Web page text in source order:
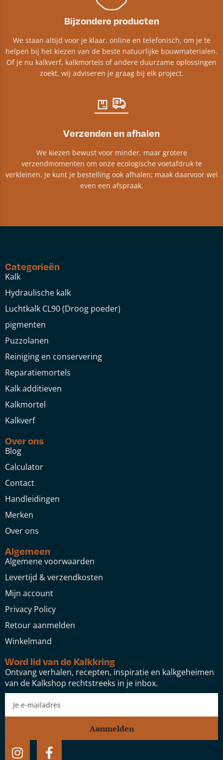
Bijzondere producten
We staan altijd voor je klaar, online en telefonisch, om je te
helpen bij het kiezen van de beste natuurlijke bouwmaterialen.
Of je nu kalkverf, kalkmortels of andere duurzame oplossingen
zoekt, wij adviseren je graag bij elk project.​
Verzenden en afhalen
We kiezen bewust voor minder, maar grotere
verzendmomenten om onze ecologische voetafdruk te
verkleinen. Je kunt je bestelling ook afhalen; maak daarvoor wel
even een afspraak.
Categorieën
Kalk
Hydraulische kalk
Luchtkalk CL90 (Droog poeder)
pigmenten
Puzzolanen
Reiniging en conservering
Reparatiemortels
Kalk additieven
Kalkmortel
Kalkverf
Over ons
Blog
Calculator
Contact
Handleidingen
Merken
Over ons
Algemeen
Algemene voorwaarden
Levertijd & verzendkosten
Mijn account
Privacy Policy
Retour aanmelden
Winkelmand
Word lid van de Kalkkring
Ontvang verhalen, recepten, inspiratie en kalkgeheimen
van de Kalkshop rechtstreeks in je inbox.
Aanmelden